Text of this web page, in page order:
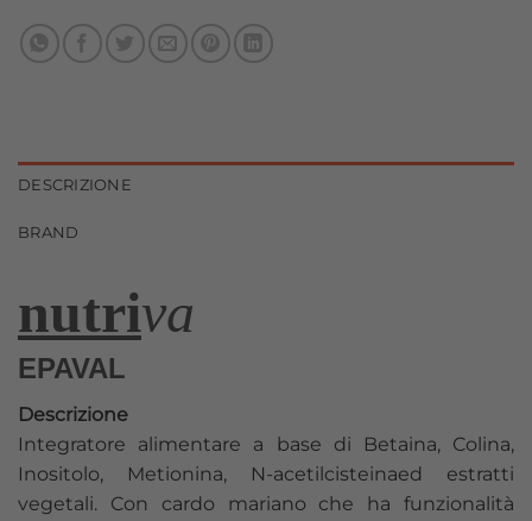
DESCRIZIONE
BRAND
nutriva
EPAVAL
Descrizione
Integratore alimentare a base di Betaina, Colina,
Inositolo, Metionina, N-acetilcisteinaed estratti
vegetali. Con cardo mariano che ha funzionalità